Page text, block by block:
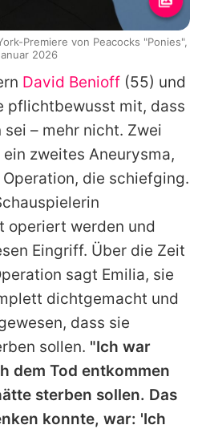
David Benioff (55) und
pflichtbewusst mit, dass
– mehr nicht. Zwei
zweites Aneurysma,
die schiefging.
operiert werden und
Eingriff. Über die Zeit
sagt Emilia, sie
dichtgemacht und
dass sie
sollen. "Ich war
dem Tod entkommen
sterben sollen. Das
konnte, war: 'Ich
Premiere von Peacocks "Ponies",
2026